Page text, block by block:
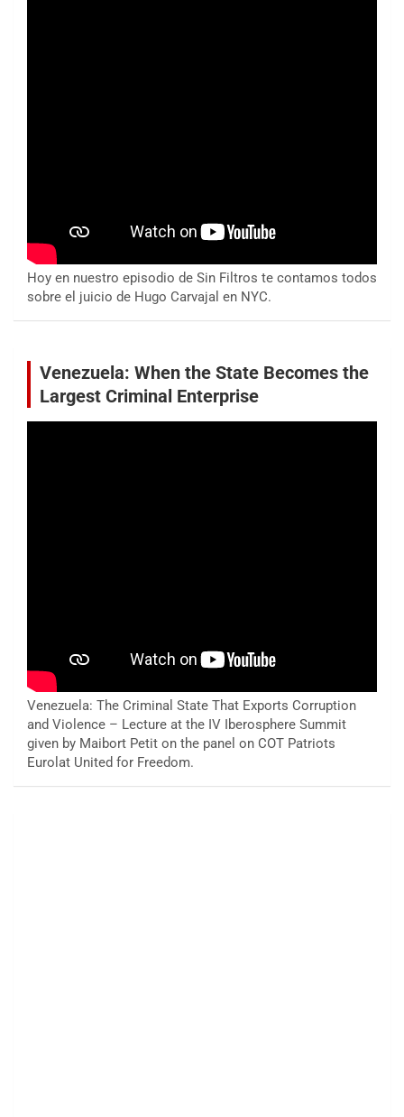
Hoy en nuestro episodio de Sin Filtros te contamos todos
sobre el juicio de Hugo Carvajal en NYC.
Venezuela: When the State Becomes the
Largest Criminal Enterprise
Venezuela: The Criminal State That Exports Corruption
and Violence – Lecture at the IV Iberosphere Summit
given by Maibort Petit on the panel on COT Patriots
Eurolat United for Freedom.